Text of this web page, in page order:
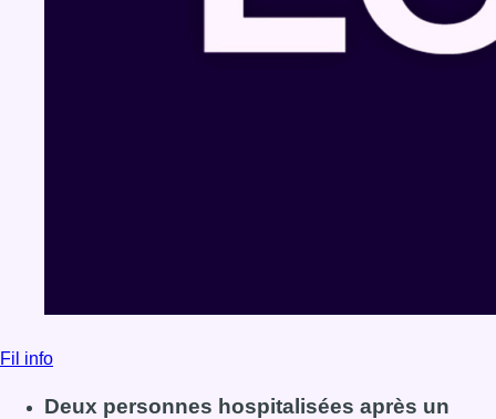
Fil info
Deux personnes hospitalisées après un